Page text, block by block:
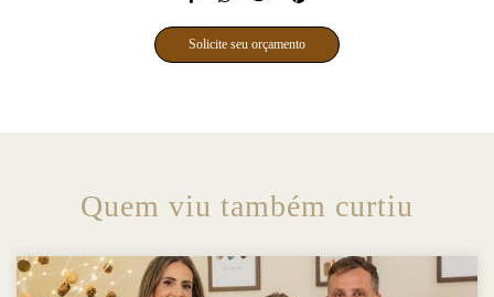
Solicite seu orçamento
Quem viu também curtiu